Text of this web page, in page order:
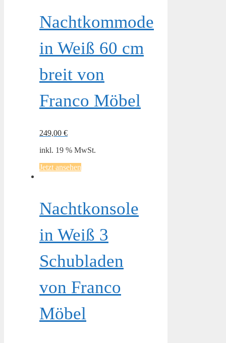
Nachtkommode
in Weiß 60 cm
breit von
Franco Möbel
249,00 €
inkl. 19 % MwSt.
Jetzt ansehen
Nachtkonsole
in Weiß 3
Schubladen
von Franco
Möbel